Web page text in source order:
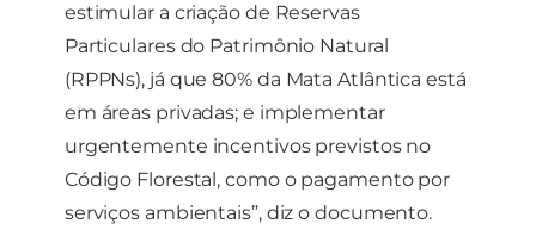
estimular a criação de Reservas
Particulares do Patrimônio Natural
(RPPNs), já que 80% da Mata Atlântica está
em áreas privadas; e implementar
urgentemente incentivos previstos no
Código Florestal, como o pagamento por
serviços ambientais”, diz o documento.